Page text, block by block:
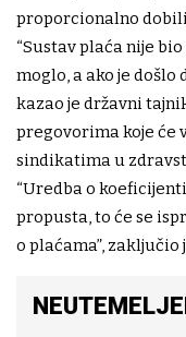
proporcionalno dobili
“Sustav plaća nije
moglo, a ako je došlo
kazao je državni
pregovorima koje
sindikatima u
“Uredba o
propusta, to će se
o plaćama”, zaključio